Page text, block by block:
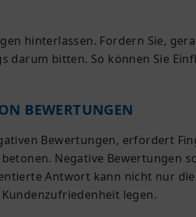
hinterlassen. Fordern Sie,
darum bitten. So können Sie
BEWERTUNGEN
Bewertungen, erfordert
Negative Bewertungen
Antwort kann nicht nur
legen.